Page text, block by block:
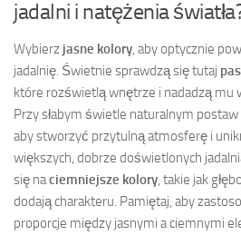
jadalni i natężenia
Wybierz jasne kolory , aby optycznie
jadalnię. Świetnie sprawdzą się tutaj
które rozświetlą wnętrze i nadadzą mu
Przy słabym świetle naturalnym postaw
aby stworzyć przytulną atmosferę i
większych, dobrze doświetlonych
się naciemniejsze kolory , takie jak
dodają charakteru. Pamiętaj, aby
proporcje między jasnymi a ciemnymi